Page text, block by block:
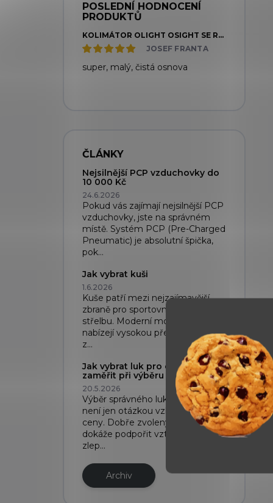
POSLEDNÍ HODNOCENÍ
PRODUKTŮ
KOLIMÁTOR OLIGHT OSIGHT SE RED DOT/CIRCLE 2/32 MOA - ČERVENÁ TEČKA/KRUH
JOSEF FRANTA
super, malý, čistá osnova
ČLÁNKY
Nejsilnější PCP vzduchovky do
10 000 Kč
24.6.2026
Pokud vás zajímají nejsilnější PCP
vzduchovky, jste na správném
místě. Systém PCP (Pre-Charged
Pneumatic) je absolutní špička,
pok...
Jak vybrat kuši
1.6.2026
Kuše patří mezi nejzajímavější
zbraně pro sportovní i rekreační
střelbu. Moderní modely dnes
nabízejí vysokou přesnost, kvalitní
z...
Jak vybrat luk pro děti: Na co se
zaměřit při výběru
20.5.2026
Výběr správného luku pro dítě
není jen otázkou vzhledu nebo
ceny. Dobře zvolený luk pro děti
dokáže podpořit vztah ke sportu,
zlep...
Archiv